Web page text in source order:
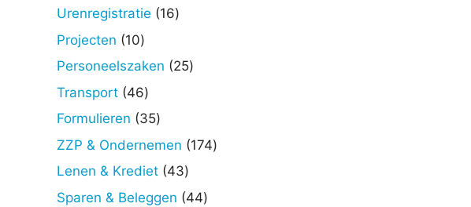
producten
Urenregistratie 1616
Projecten 1010
producten
Personeelszaken 2525
Transport 4646
producten
Formulieren 3535
producten
ZZP & Ondernemen 174174
Lenen & Krediet 4343
producten
Sparen & Beleggen 4444